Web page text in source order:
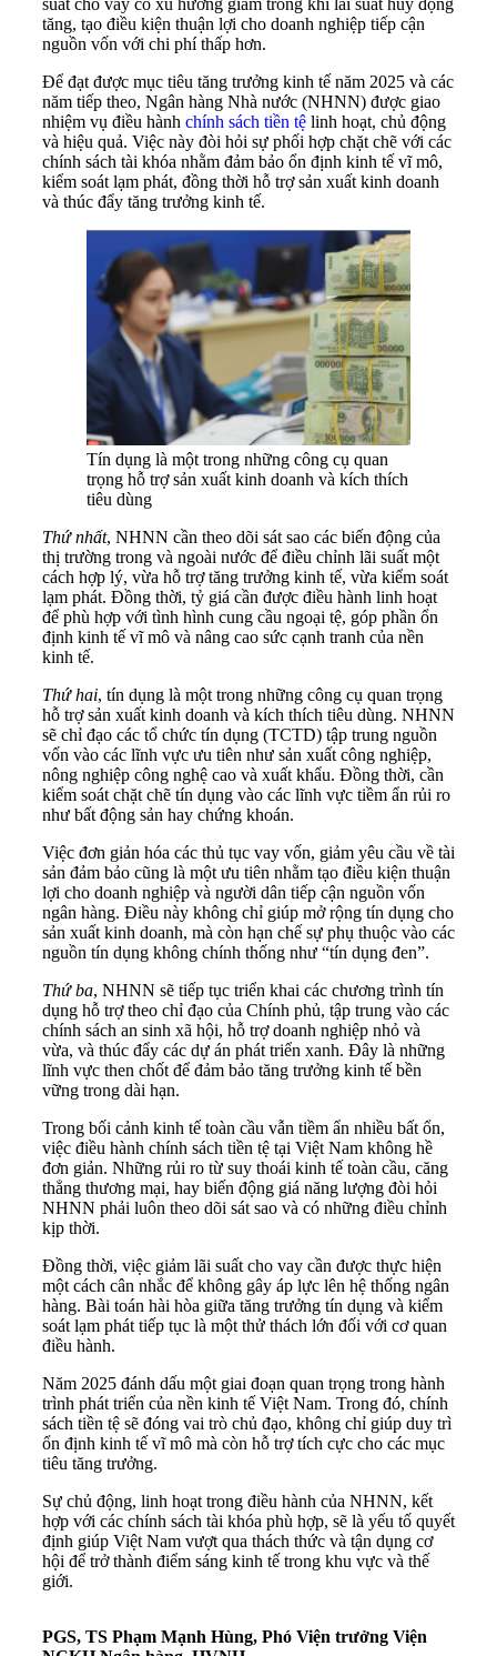
tăng, tạo điều kiện thuận lợi cho doanh nghiệp tiếp cận
nguồn vốn với chi phí thấp hơn.
Để đạt được mục tiêu tăng trưởng kinh tế năm 2025 và các
năm tiếp theo, Ngân hàng Nhà nước (NHNN) được giao
nhiệm vụ điều hành chính sách tiền tệ linh hoạt, chủ động
và hiệu quả. Việc này đòi hỏi sự phối hợp chặt chẽ với các
chính sách tài khóa nhằm đảm bảo ổn định kinh tế vĩ mô,
kiểm soát lạm phát, đồng thời hỗ trợ sản xuất kinh doanh
và thúc đẩy tăng trưởng kinh tế.
Tín dụng là một trong những công cụ quan
trọng hỗ trợ sản xuất kinh doanh và kích thích
tiêu dùng
Thứnhất, NHNN cần theo dõi sát sao các biến động của
thị trường trong và ngoài nước để điều chỉnh lãi suất một
cách hợp lý, vừa hỗ trợ tăng trưởng kinh tế, vừa kiểm soát
lạm phát. Đồng thời, tỷ giá cần được điều hành linh hoạt
để phù hợp với tình hình cung cầu ngoại tệ, góp phần ổn
định kinh tế vĩ mô và nâng cao sức cạnh tranh của nền
kinh tế.
Thứ hai, tín dụng là một trong những công cụ quan trọng
hỗ trợ sản xuất kinh doanh và kích thích tiêu dùng. NHNN
sẽ chỉ đạo các tổ chức tín dụng (TCTD) tập trung nguồn
vốn vào các lĩnh vực ưu tiên như sản xuất công nghiệp,
nông nghiệp công nghệ cao và xuất khẩu. Đồng thời, cần
kiểm soát chặt chẽ tín dụng vào các lĩnh vực tiềm ẩn rủi ro
như bất động sản hay chứng khoán.
Việc đơn giản hóa các thủ tục vay vốn, giảm yêu cầu về tài
sản đảm bảo cũng là một ưu tiên nhằm tạo điều kiện thuận
lợi cho doanh nghiệp và người dân tiếp cận nguồn vốn
ngân hàng. Điều này không chỉ giúp mở rộng tín dụng cho
sản xuất kinh doanh, mà còn hạn chế sự phụ thuộc vào các
nguồn tín dụng không chính thống như “tín dụng đen”.
Thứba, NHNN sẽ tiếp tục triển khai các chương trình tín
dụng hỗ trợ theo chỉ đạo của Chính phủ, tập trung vào các
chính sách an sinh xã hội, hỗ trợ doanh nghiệp nhỏ và
vừa, và thúc đẩy các dự án phát triển xanh. Đây là những
lĩnh vực then chốt để đảm bảo tăng trưởng kinh tế bền
vững trong dài hạn.
Trong bối cảnh kinh tế toàn cầu vẫn tiềm ẩn nhiều bất ổn,
việc điều hành chính sách tiền tệ tại Việt Nam không hề
đơn giản. Những rủi ro từ suy thoái kinh tế toàn cầu, căng
thẳng thương mại, hay biến động giá năng lượng đòi hỏi
NHNN phải luôn theo dõi sát sao và có những điều chỉnh
kịp thời.
Đồng thời, việc giảm lãi suất cho vay cần được thực hiện
một cách cân nhắc để không gây áp lực lên hệ thống ngân
hàng. Bài toán hài hòa giữa tăng trưởng tín dụng và kiểm
soát lạm phát tiếp tục là một thử thách lớn đối với cơ quan
điều hành.
Năm 2025 đánh dấu một giai đoạn quan trọng trong hành
trình phát triển của nền kinh tế Việt Nam. Trong đó, chính
sách tiền tệ sẽ đóng vai trò chủ đạo, không chỉ giúp duy trì
ổn định kinh tế vĩ mô mà còn hỗ trợ tích cực cho các mục
tiêu tăng trưởng.
Sự chủ động, linh hoạt trong điều hành của NHNN, kết
hợp với các chính sách tài khóa phù hợp, sẽ là yếu tố quyết
định giúp Việt Nam vượt qua thách thức và tận dụng cơ
hội để trở thành điểm sáng kinh tế trong khu vực và thế
giới.
PGS, TS Phạm Mạnh Hùng, Phó Viện trưởng Viện